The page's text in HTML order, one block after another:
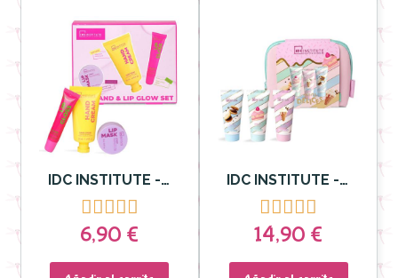
IDC INSTITUTE - Set de Esenciales Manos y Labios Glow

6,90 €
IDC INSTITUTE - Set corporal Esenciales Delicias Dulces

14,90 €